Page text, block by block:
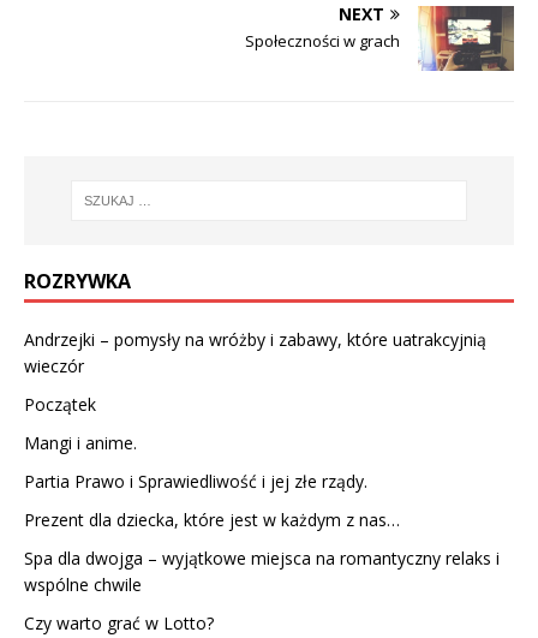
NEXT
Społeczności w grach
ROZRYWKA
Andrzejki – pomysły na wróżby i zabawy, które uatrakcyjnią
wieczór
Początek
Mangi i anime.
Partia Prawo i Sprawiedliwość i jej złe rządy.
Prezent dla dziecka, które jest w każdym z nas…
Spa dla dwojga – wyjątkowe miejsca na romantyczny relaks i
wspólne chwile
Czy warto grać w Lotto?